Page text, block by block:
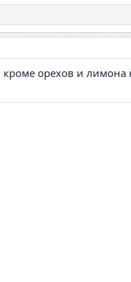
орехов и лимона